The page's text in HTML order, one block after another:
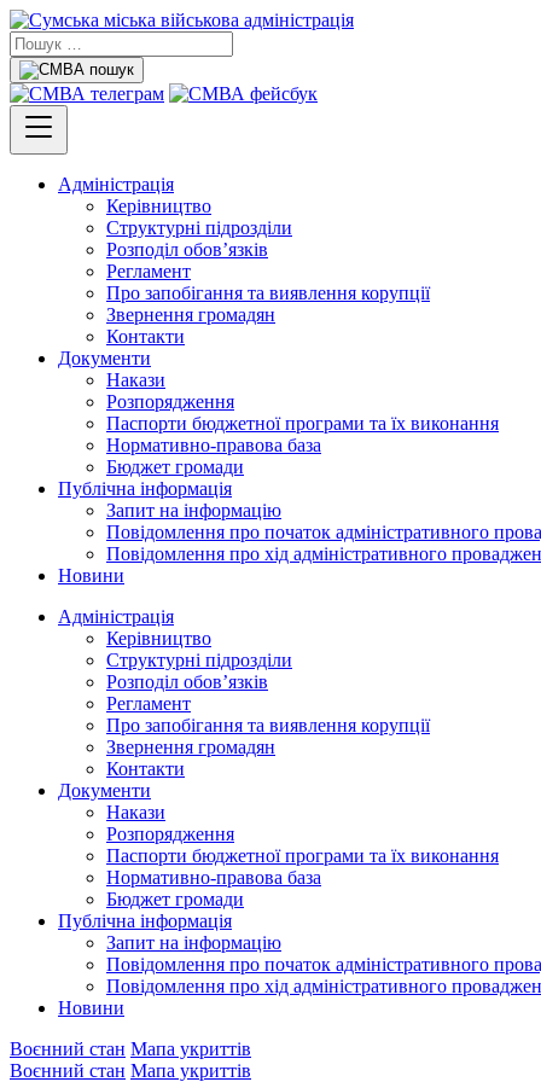
Адміністрація
Керівництво
Структурні підрозділи
Розподіл обов’язків
Регламент
Про запобігання та виявлення корупції
Звернення громадян
Контакти
Документи
Накази
Розпорядження
Паспорти бюджетної програми та їх виконання
Нормативно-правова база
Бюджет громади
Публічна інформація
Запит на інформацію
Повідомлення про початок адміністративного
Повідомлення про хід адміністративного
Новини
Адміністрація
Керівництво
Структурні підрозділи
Розподіл обов’язків
Регламент
Про запобігання та виявлення корупції
Звернення громадян
Контакти
Документи
Накази
Розпорядження
Паспорти бюджетної програми та їх виконання
Нормативно-правова база
Бюджет громади
Публічна інформація
Запит на інформацію
Повідомлення про початок адміністративного
Повідомлення про хід адміністративного
Новини
Воєнний стан Мапа укриттів
Воєнний стан Мапа укриттів